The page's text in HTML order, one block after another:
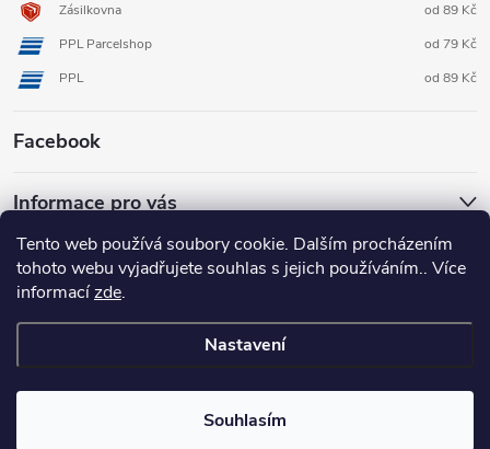
Tento web používá soubory cookie. Dalším procházením
tohoto webu vyjadřujete souhlas s jejich používáním.. Více
informacízde.
Nastavení
Souhlasím
Zásilkovna
od 89 Kč
PPL Parcelshop
od 79 Kč
PPL
od 89 Kč
Facebook
Informace pro vás
nastavení cookies